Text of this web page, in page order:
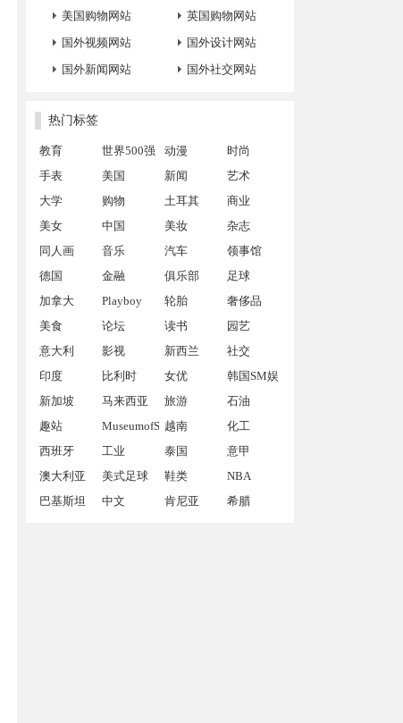
美国购物网站
英国购物网站
国外视频网站
国外设计网站
国外新闻网站
国外社交网站
热门标签
教育 世界500强 动漫
时尚
手表
美国 新闻
艺术
大学
购物 土耳其
商业
美女
中国 美妆
杂志
同人画
音乐 汽车
领事馆
德国
金融 俱乐部
足球
加拿大
Playboy 轮胎
奢侈品
美食
论坛 读书
园艺
意大利
影视 新西兰
社交
印度
比利时 女优
韩国SM娱
乐公司
新加坡 马来西亚 旅游
石油
趣站
MuseumofSex越南
化工
西班牙
工业 泰国
意甲
澳大利亚
美式足球 鞋类
NBA
巴基斯坦
中文 肯尼亚 希腊